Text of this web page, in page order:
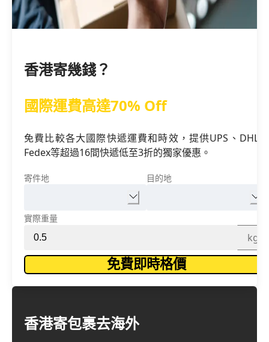
香港寄包裹去海外
香港寄幾錢？
國際運費高達70% Off
免費比較各大國際快遞運費和時效，提供UPS、DHL、
Fedex等超過16間快遞低至3折的獨家優惠。
寄件地 目的地
實際重量
kg
免費即時格價